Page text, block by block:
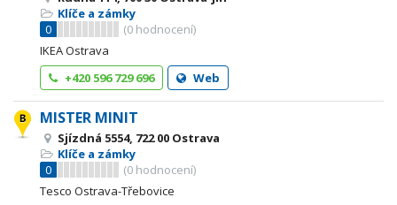
Klíče a zámky
0
(0 hodnocení)
IKEA Ostrava
+420 596 729 696
Web
MISTER MINIT
Sjízdná 5554, 722 00 Ostrava
Klíče a zámky
0
(0 hodnocení)
Tesco Ostrava-Třebovice